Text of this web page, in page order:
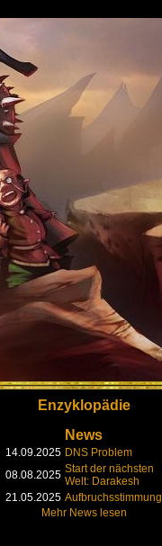
Enzyklopädie
News
14.09.2025 DNS Problem
08.08.2025 Start der nächsten
Welt: Darakesh
21.05.2025 Aufbruchsstimmung
Mehr News lesen